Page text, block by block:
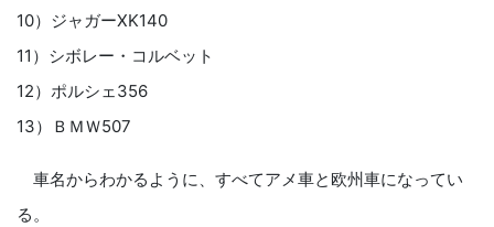
10）ジャガーXK140
11）シボレー・コルベット
12）ポルシェ356
13）ＢＭＷ507
車名からわかるように、すべてアメ車と欧州車になってい
る。